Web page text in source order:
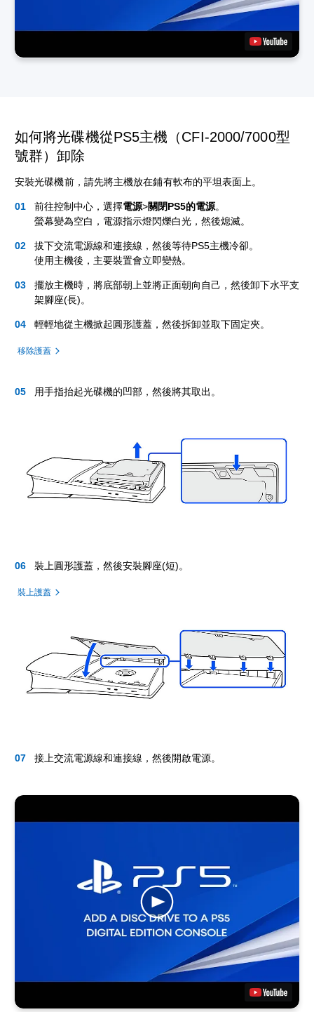
如何將光碟機從PS5主機（CFI-2000/7000型
號群）卸除
安裝光碟機前，請先將主機放在鋪有軟布的平坦表面上。
前往控制中心，選擇電源>關閉PS5的電源。
螢幕變為空白，電源指示燈閃爍白光，然後熄滅。
拔下交流電源線和連接線，然後等待PS5主機冷卻。
使用主機後，主要裝置會立即變熱。
擺放主機時，將底部朝上並將正面朝向自己，然後卸下水平支
架腳座(長)。
輕輕地從主機掀起圓形護蓋，然後拆卸並取下固定夾。
移除護蓋
用手指抬起光碟機的凹部，然後將其取出。
裝上圓形護蓋，然後安裝腳座(短)。
裝上護蓋
接上交流電源線和連接線，然後開啟電源。